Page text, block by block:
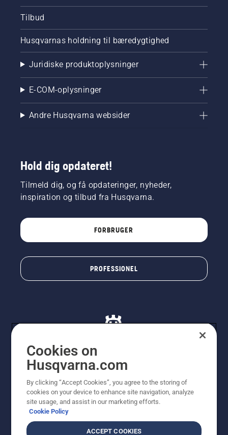
Tilbud
Husqvarnas holdning til bæredygtighed
Juridiske produktoplysninger
E-COM-oplysninger
Andre Husqvarna websider
Hold dig opdateret!
Tilmeld dig, og få opdateringer, nyheder,
inspiration og tilbud fra Husqvarna.
FORBRUGER
PROFESSIONEL
viste priser er vejledende udsalgspriser. Der tages
forbehold for stave- og trykfejl samt prisændringer. Vi
stræber efter at have så nøjagtige oplysningerne på
dette websted som muligt. Alle anførte priser er
vejledende udsalgspriser (inkl. moms), medmindre
Cookies on
Husqvarna.com
By clicking “Accept Cookies”, you agree to the storing of
cookies on your device to enhance site navigation, analyze
site usage, and assist in our marketing efforts.
Cookie Policy
ACCEPT COOKIES